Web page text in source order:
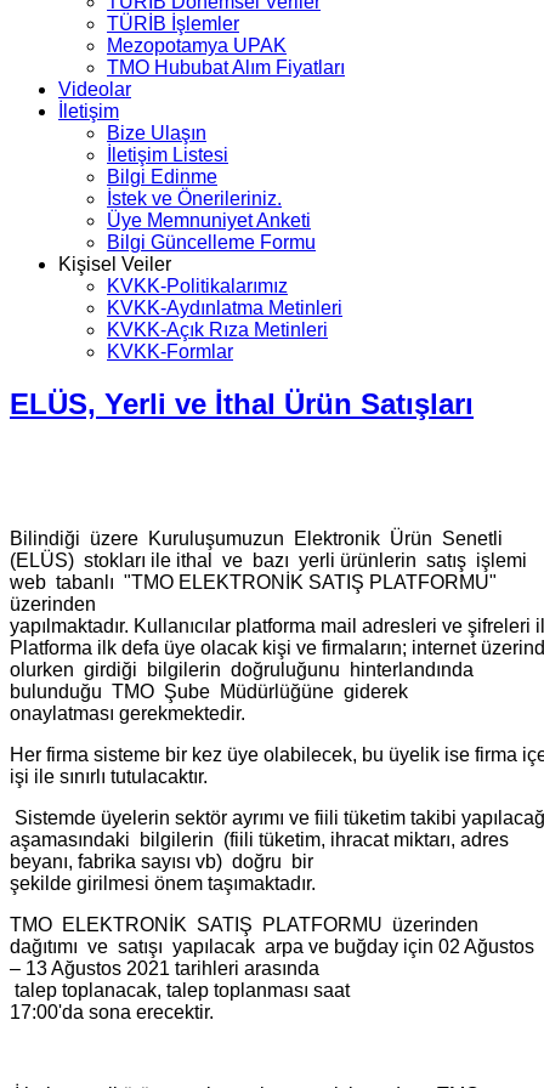
TÜRİB İşlemler
Mezopotamya UPAK
TMO Hububat Alım Fiyatları
Videolar
İletişim
Bize Ulaşın
İletişim Listesi
Bilgi Edinme
İstek ve Önerileriniz.
Üye Memnuniyet Anketi
Bilgi Güncelleme Formu
Kişisel Veiler
KVKK-Politikalarımız
KVKK-Aydınlatma Metinleri
KVKK-Açık Rıza Metinleri
KVKK-Formlar
ELÜS, Yerli ve İthal Ürün Satışları
Bilindiği üzere Kuruluşumuzun Elektronik Ürün Senetli
(ELÜS) stokları ile ithal ve bazı yerli ürünlerin satış işlemi
web tabanlı "TMO ELEKTRONİK SATIŞ PLATFORMU"
üzerinden
yapılmaktadır. Kullanıcılar platforma mail adresleri ve
Platforma ilk defa üye olacak kişi ve firmaların; internet
olurken girdiği bilgilerin doğruluğunu hinterlandında
bulunduğu TMO Şube Müdürlüğüne giderek
onaylatması gerekmektedir.
Her firma sisteme bir kez üye olabilecek, bu üyelik ise firma
işi ile sınırlı tutulacaktır.
Sistemde üyelerin sektör ayrımı ve fiili tüketim takibi
aşamasındaki bilgilerin (fiili tüketim, ihracat miktarı, adres
beyanı, fabrika sayısı vb) doğru bir
şekilde girilmesi önem taşımaktadır.
TMO ELEKTRONİK SATIŞ PLATFORMU üzerinden
dağıtımı ve satışı yapılacak arpa ve buğday için 02 Ağustos
– 13 Ağustos 2021 tarihleri arasında
talep toplanacak, talep toplanması saat
17:00'da sona erecektir.